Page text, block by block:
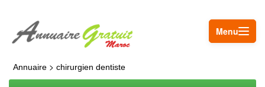
Menu
Annuaire > chirurgien dentiste